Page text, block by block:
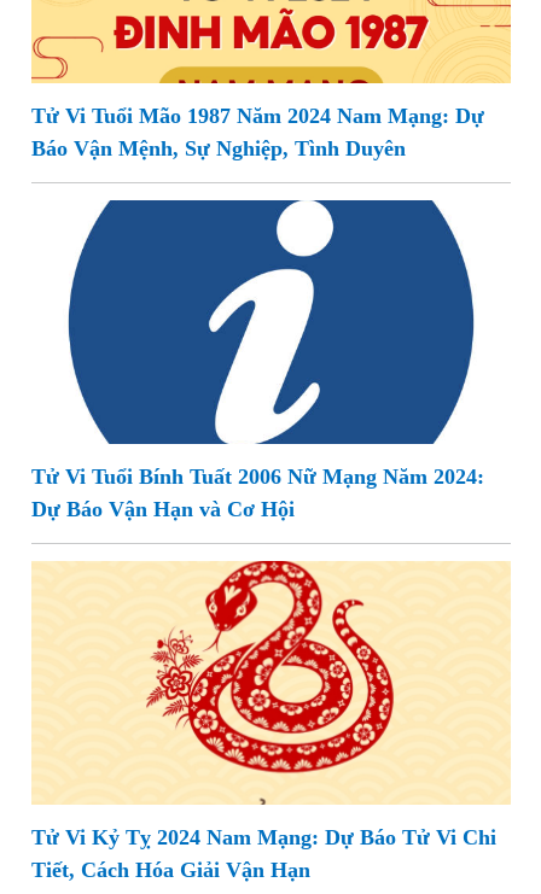
Tử Vi Tuổi Mão 1987 Năm 2024 Nam Mạng: Dự
Báo Vận Mệnh, Sự Nghiệp, Tình Duyên
Tử Vi Tuổi Bính Tuất 2006 Nữ Mạng Năm 2024:
Dự Báo Vận Hạn và Cơ Hội
Tử Vi Kỷ Tỵ 2024 Nam Mạng: Dự Báo Tử Vi Chi
Tiết, Cách Hóa Giải Vận Hạn